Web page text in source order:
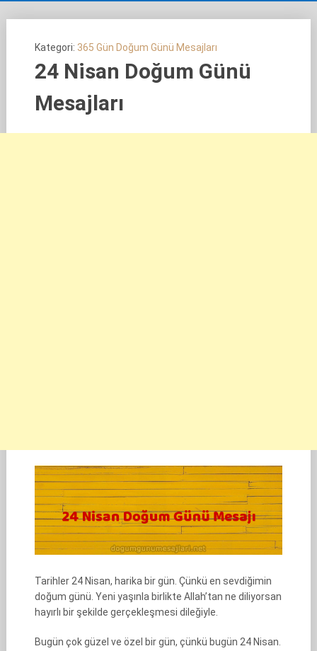
Kategori: 365 Gün Doğum Günü Mesajları
24 Nisan Doğum Günü
Mesajları
Tarihler 24 Nisan, harika bir gün. Çünkü en sevdiğimin
doğum günü. Yeni yaşınla birlikte Allah’tan ne diliyorsan
hayırlı bir şekilde gerçekleşmesi dileğiyle.
Bugün çok güzel ve özel bir gün, çünkü bugün 24 Nisan.